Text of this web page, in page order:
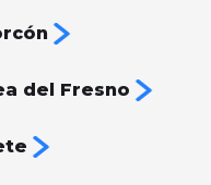
del Fresno